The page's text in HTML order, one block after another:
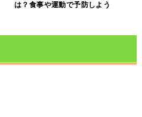
は？食事や運動で予防しよう